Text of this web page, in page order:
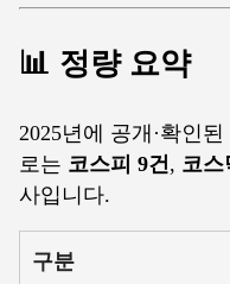
📊 정량 요약
2025년에 공개·확인
로는 코스피 9건, 코스
사입니다.
구분